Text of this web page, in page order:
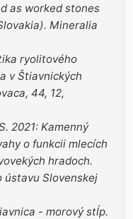
as worked stones
Mineralia
ryolitového
v Štiavnických
44, 12,
2021: Kamenný
o funkcii mlecích
hradoch.
ústavu Slovenskej
- morový stĺp.